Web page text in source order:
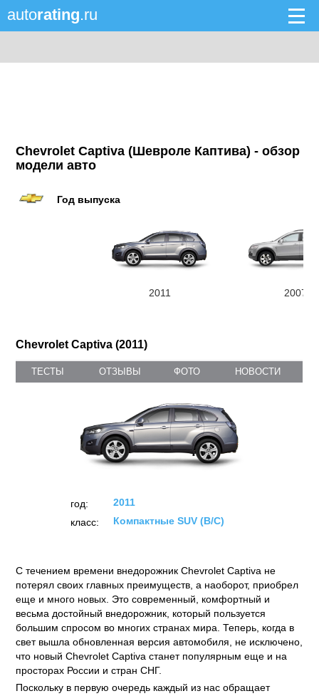
autorating.ru
Chevrolet Captiva (Шевроле Каптива) - обзор
модели авто
Год выпуска
2011 2007
Chevrolet Captiva (2011)
ТЕСТЫ ОТЗЫВЫ ФОТО НОВОСТИ
год:
2011
класс:
Компактные SUV (B/C)
С течением времени внедорожник Chevrolet Captiva не
потерял своих главных преимуществ, а наоборот, приобрел
еще и много новых. Это современный, комфортный и
весьма достойный внедорожник, который пользуется
большим спросом во многих странах мира. Теперь, когда в
свет вышла обновленная версия автомобиля, не исключено,
что новый Chevrolet Captiva станет популярным еще и на
просторах России и стран СНГ.
Поскольку в первую очередь каждый из нас обращает